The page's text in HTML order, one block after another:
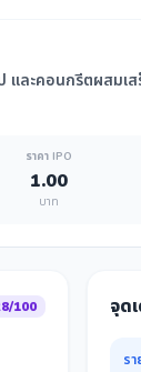
ละคอนกรีตผสมเส
ราคา IPO
1.00
บาท
100 จุด
ร